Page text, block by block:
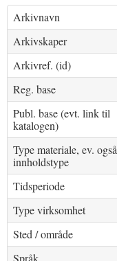
Arkivnavn
Arkivskaper
Arkivref. (id)
Reg. base
Publ. base (evt. link til
katalogen)
Type materiale, ev. også
innholdstype
Tidsperiode
Type virksomhet
Sted / område
Språk